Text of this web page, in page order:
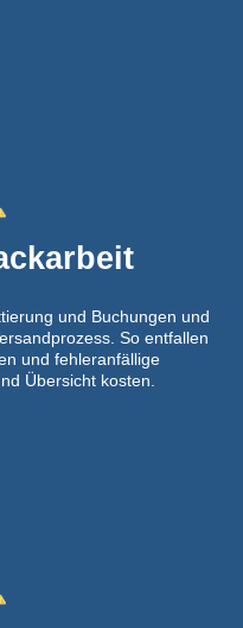
und Buchungen und
So entfallen
und fehleranfällige
Übersicht kosten.